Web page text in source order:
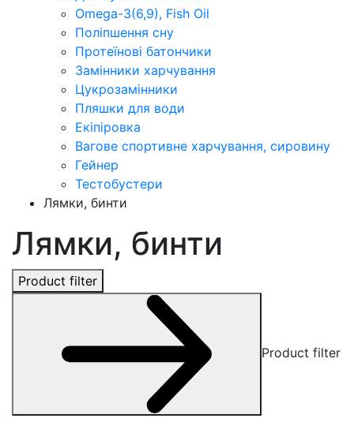
Omega-3(6,9), Fish Oil
Поліпшення сну
Протеїнові батончики
Замінники харчування
Цукрозамінники
Пляшки для води
Екіпіровка
Вагове спортивне харчування, сировину
Гейнер
Тестобустери
Лямки, бинти
Лямки, бинти
Product filter
Product filter